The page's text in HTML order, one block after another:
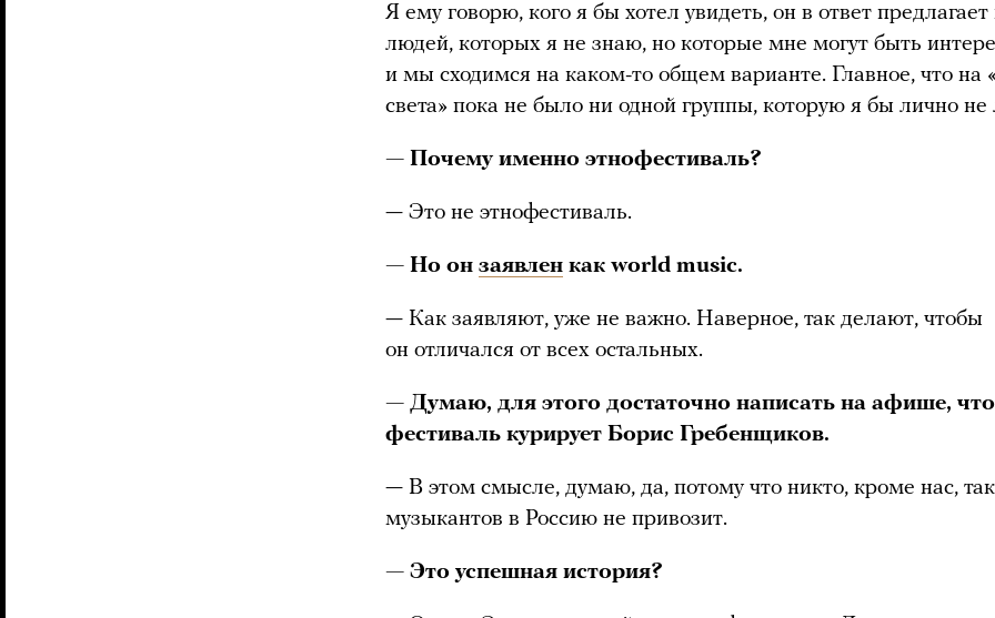
Я ему говорю, кого я бы хотел увидеть, он в ответ предлагает
людей, которых я не знаю, но которые мне могут быть
и мы сходимся на каком-то общем варианте. Главное, что на
света» пока не было ни одной группы, которую я бы лично
— Почему именно этнофестиваль?
— Это не этнофестиваль.
— Но он заявлен как world music.
— Как заявляют, уже не важно. Наверное, так делают, чтобы
он отличался от всех остальных.
— Думаю, для этого достаточно написать на афише, что
фестиваль курирует Борис Гребенщиков.
— В этом смысле, думаю, да, потому что никто, кроме нас,
музыкантов в Россию не привозит.
— Это успешная история?